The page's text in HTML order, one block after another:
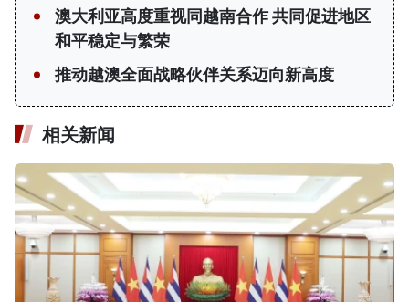
澳大利亚高度重视同越南合作 共同促进地区
和平稳定与繁荣
推动越澳全面战略伙伴关系迈向新高度
相关新闻